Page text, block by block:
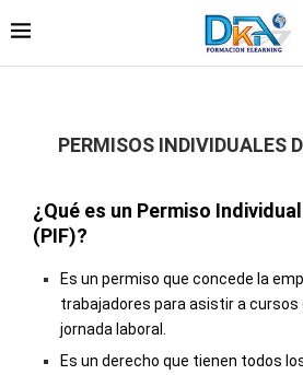
PERMISOS INDIVIDUALES
¿Qué es un Permiso
(PIF)?
Es un permiso que concede la
trabajadores para asistir a
jornada laboral.
Es un derecho que tienen todos